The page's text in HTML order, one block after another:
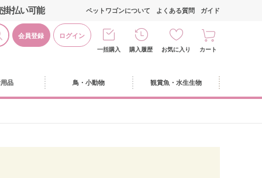
掛払い可能
会員登録 ログイン
ペットワゴンについて よくある質問 ガイド
一括購入 購入履歴 お気に入り カート
品 鳥・小動物 観賞魚・水生生物